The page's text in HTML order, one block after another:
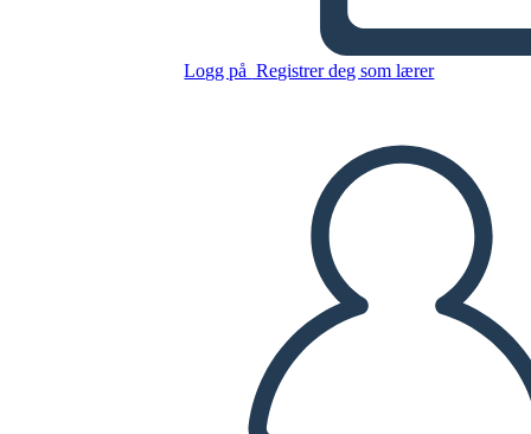
Logg på Registrer deg som lærer
Kopier dette storyboardet
SPILLE AV LYSBILDEFREMVISNING
LES FOR MEG